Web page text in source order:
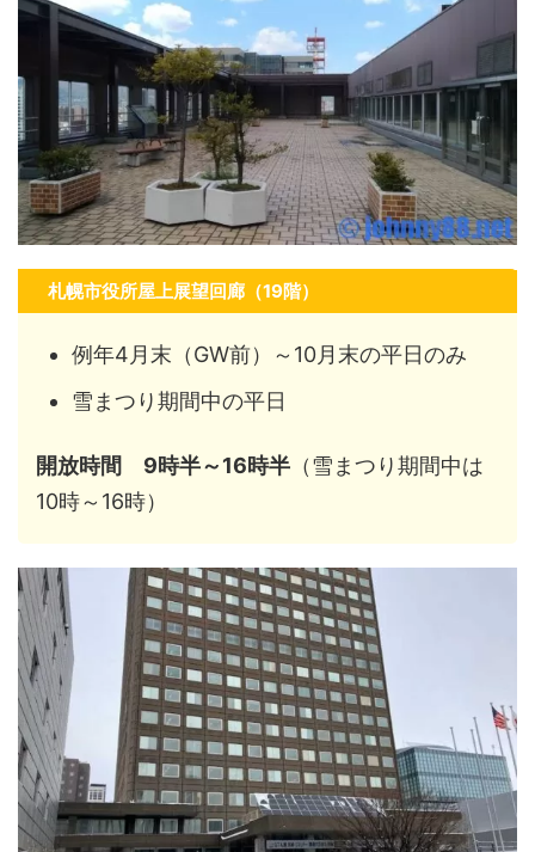
札幌市役所屋上展望回廊（19階）
例年4月末（GW前）～10月末の平日のみ
雪まつり期間中の平日
開放時間 9時半～16時半 （雪まつり期間中は
10時～16時）